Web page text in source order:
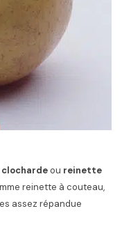
clochardeou reinette
reinette à couteau,
assez répandue